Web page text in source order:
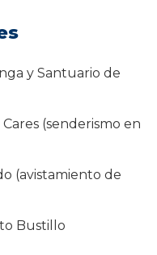
y Santuario de
(senderismo en
(avistamiento de
Bustillo